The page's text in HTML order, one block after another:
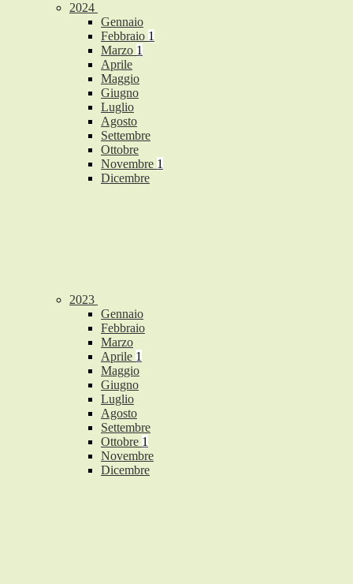
2024
Gennaio
Febbraio 1
Marzo 1
Aprile
Maggio
Giugno
Luglio
Agosto
Settembre
Ottobre
Novembre 1
Dicembre
2023
Gennaio
Febbraio
Marzo
Aprile 1
Maggio
Giugno
Luglio
Agosto
Settembre
Ottobre 1
Novembre
Dicembre